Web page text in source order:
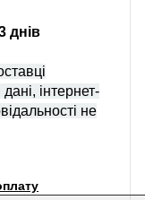
днів
інтернет-
не